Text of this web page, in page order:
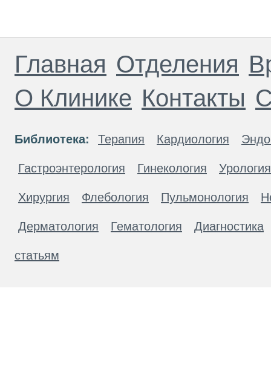
Главная Отделения
О Клинике Контакты
Библиотека: Терапия Кардиология
Гастроэнтерология Гинекология Урология
Хирургия Флебология Пульмонология
Дерматология Гематология Диагностика
статьям